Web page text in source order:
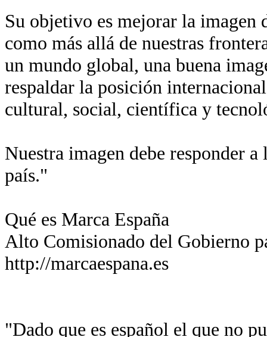
Su objetivo es mejorar la imagen
como más allá de nuestras
un mundo global, una buena
respaldar la posición
cultural, social, científica y
Nuestra imagen debe responder
país."
Qué es Marca España
Alto Comisionado del Gobierno
http://marcaespana.es
"Dado que es español el que no